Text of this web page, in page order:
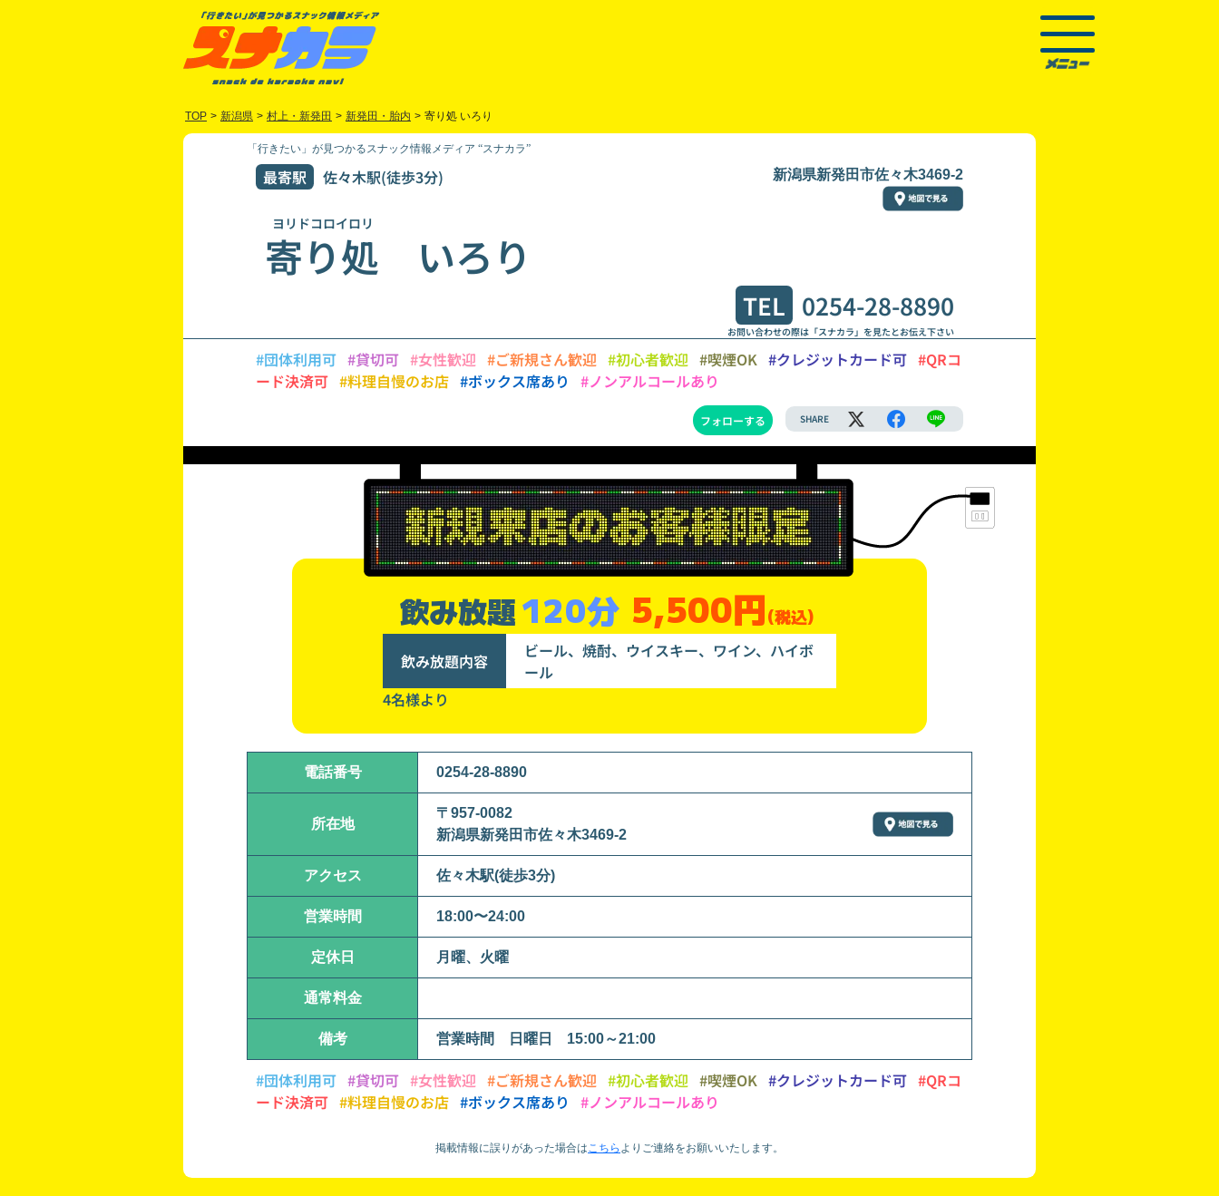
TOP > 新潟県 > 村上・新発田 > 新発田・胎内 > 寄り処 いろり
「行きたい」が見つかるスナック情報メディア “スナカラ”
最寄駅 佐々木駅(徒歩3分) 新潟県新発田市佐々木3469-2
ヨリドコロイロリ
寄り処 いろり
TEL 0254-28-8890
お問い合わせの際は「スナカラ」を見たとお伝え下さい
#団体利用可 #貸切可 #女性歓迎 #ご新規さん歓迎 #初心者歓迎 #喫煙OK #クレジットカード可 #QRコ
ード決済可 #料理自慢のお店 #ボックス席あり #ノンアルコールあり
フォローする SHARE
飲み放題120分 5,500円(税込)
飲み放題内容
ビール、焼酎、ウイスキー、ワイン、ハイボ
ール
4名様より
電話番号 0254-28-8890
所在地
〒957-0082
新潟県新発田市佐々木3469-2
アクセス 佐々木駅(徒歩3分)
営業時間 18:00〜24:00
定休日 月曜、火曜
通常料金
備考 営業時間 日曜日 15:00～21:00
#団体利用可 #貸切可 #女性歓迎 #ご新規さん歓迎 #初心者歓迎 #喫煙OK #クレジットカード可 #QRコ
ード決済可 #料理自慢のお店 #ボックス席あり #ノンアルコールあり
掲載情報に誤りがあった場合はこちら より ご連絡をお願いいたします。